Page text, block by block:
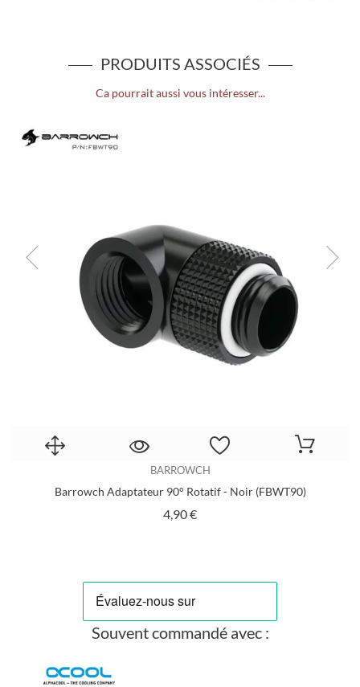
PRODUITS ASSOCIÉS
Ca pourrait aussi vous intéresser...
BARROWCH
Barrowch Adaptateur 90° Rotatif - Noir (FBWT90)
4,90 €Prix
Souvent commandé avec :